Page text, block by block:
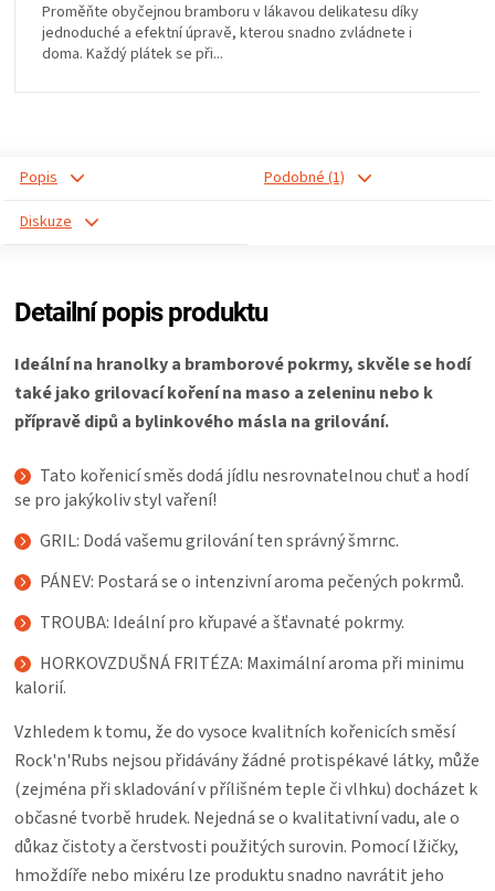
ZNAČKY
PŘIHLÁŠENÍ
Proměňte obyčejnou bramboru v lákavou delikatesu díky
jednoduché a efektní úpravě, kterou snadno zvládnete i
doma. Každý plátek se při...
Popis
Podobné (1)
Diskuze
Detailní popis produktu
Ideální na hranolky a bramborové pokrmy, skvěle se hodí
také jako grilovací koření na maso a zeleninu nebo k
přípravě dipů a bylinkového másla na grilování.
Tato kořenicí směs dodá jídlu nesrovnatelnou chuť a hodí
se pro jakýkoliv styl vaření!
GRIL: Dodá vašemu grilování ten správný šmrnc.
PÁNEV: Postará se o intenzivní aroma pečených pokrmů.
TROUBA: Ideální pro křupavé a šťavnaté pokrmy.
HORKOVZDUŠNÁ FRITÉZA: Maximální aroma při minimu
kalorií.
Vzhledem k tomu, že do vysoce kvalitních kořenicích směsí
Rock'n'Rubs nejsou přidávány žádné protispékavé látky, může
(zejména při skladování v přílišném teple či vlhku) docházet k
občasné tvorbě hrudek. Nejedná se o kvalitativní vadu, ale o
důkaz čistoty a čerstvosti použitých surovin. Pomocí lžičky,
hmoždíře nebo mixéru lze produktu snadno navrátit jeho